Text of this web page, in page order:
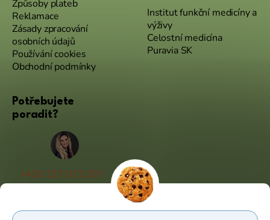
Způsoby plateb
Reklamace
Zásady zpracování
osobních údajů
Používání cookies
Obchodní podmínky
Institut funkční medicíny a
výživy
Celostní medicína
Puravia SK
Potřebujete
poradit?
+420 227 072 207
(Po - Pá 9:00 - 17:00)